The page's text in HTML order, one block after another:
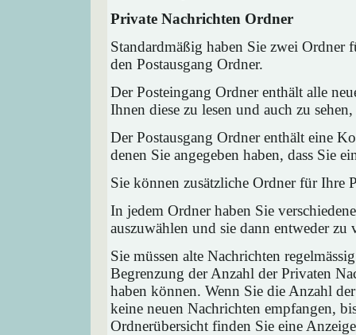
Private Nachrichten Ordner
Standardmäßig haben Sie zwei Ordner
den Postausgang Ordner.
Der Posteingang Ordner enthält alle
Ihnen diese zu lesen und auch zu
Der Postausgang Ordner enthält eine
denen Sie angegeben haben, dass Sie
Sie können zusätzliche Ordner für Ihre
In jedem Ordner haben Sie
auszuwählen und sie dann entweder
Sie müssen alte Nachrichten
Begrenzung der Anzahl der Privaten
haben können. Wenn Sie die Anzahl
keine neuen Nachrichten empfangen,
Ordnerübersicht finden Sie eine